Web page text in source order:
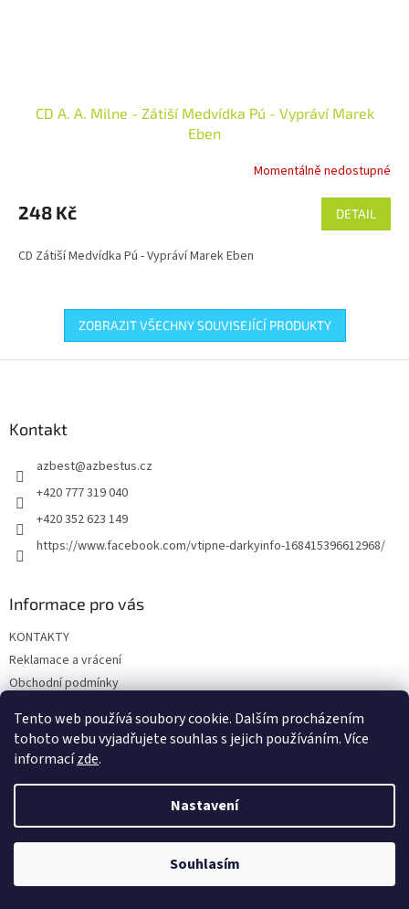
Tento web používá soubory cookie. Dalším procházením
tohoto webu vyjadřujete souhlas s jejich používáním. Více
informacízde.
Nastavení
Souhlasím
CD A. A. Milne - Zátiší Medvídka Pú - Vypráví Marek
Eben
Momentálně nedostupné
248 Kč DETAIL
CD Zátiší Medvídka Pú - Vypráví Marek Eben
ZOBRAZIT VŠECHNY SOUVISEJÍCÍ PRODUKTY
Kontakt
azbest@azbestus.cz
+420 777 319 040
+420 352 623 149
https://www.facebook.com/vtipne-darkyinfo-168415396612968/
Informace pro vás
KONTAKTY
Reklamace a vrácení
Obchodní podmínky
Doprava a platba
Vytvořil Shoptet
Vtipné dárky. Všechna práva vyhrazena.